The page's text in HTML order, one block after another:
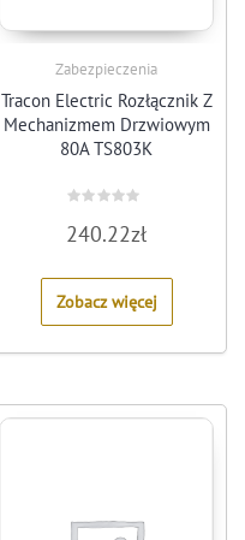
Zabezpieczenia
Tracon Electric Rozłącznik Z
Mechanizmem Drzwiowym
80A TS803K
0
out
5
240.22zł
Zobacz więcej